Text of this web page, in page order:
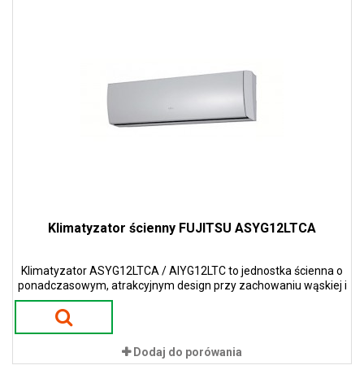
Klimatyzator ścienny FUJITSU ASYG12LTCA
Klimatyzator ASYG12LTCA / AIYG12LTC to jednostka ścienna o
ponadczasowym, atrakcyjnym design przy zachowaniu wąskiej i
smukłej konstrukcji w kolorze perłowym.
Dodaj do porówania